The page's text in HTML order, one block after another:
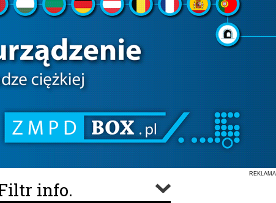
REKLAMA
info.